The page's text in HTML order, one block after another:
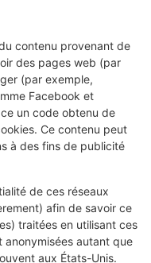
contenu provenant de
des pages web (par
(par exemple,
Facebook et
un code obtenu de
Ce contenu peut
à des fins de publicité
de ces réseaux
afin de savoir ce
traitées en utilisant ces
anonymisées autant que
aux États-Unis.